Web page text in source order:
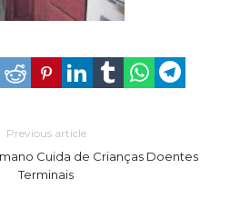
Previous article
Cuida de Crianças Doentes
Terminais